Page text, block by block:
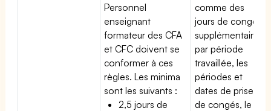
Personnel
enseignant
formateur des CFA
et CFC doivent se
conformer à ces
règles. Les minima
sont les suivants :
2,5 jours de
comme des
jours de congé
supplémentaires
par période
travaillée, les
périodes et
dates de prise
de congés, le